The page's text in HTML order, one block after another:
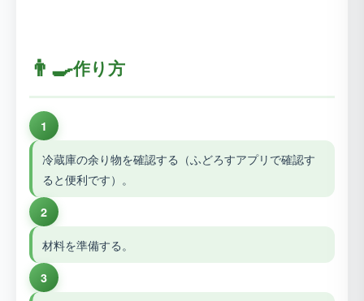
👨‍🍳作り方
1
冷蔵庫の余り物を確認する（ふどろすアプリで確認す
ると便利です）。
2
材料を準備する。
3